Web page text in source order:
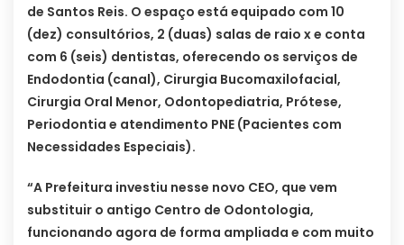
de Santos Reis. O espaço está equipado com 10
(dez) consultórios, 2 (duas) salas de raio x e conta
com 6 (seis) dentistas, oferecendo os serviços de
Endodontia (canal), Cirurgia Bucomaxilofacial,
Cirurgia Oral Menor, Odontopediatria, Prótese,
Periodontia e atendimento PNE (Pacientes com
Necessidades Especiais).
“A Prefeitura investiu nesse novo CEO, que vem
substituir o antigo Centro de Odontologia,
funcionando agora de forma ampliada e com muito